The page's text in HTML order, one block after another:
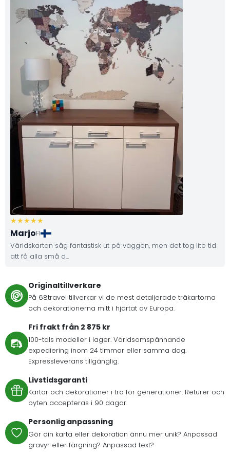
MarjoFI
Världskartan såg fantastisk ut på väggen, men det tog lite tid
att få alla små d...
Originaltillverkare
På 68travel tillverkar vi de mest detaljerade träkartorna
och dekorationerna mitt i hjärtat av Europa.
Fri frakt från 2 875 kr
100-tals modeller i lager. Världsomspännande
expediering inom 24 timmar eller samma dag.
Expressleverans tillgänglig.
Livstidsgaranti
Kartor och dekorationer i trä för generationer. Returer och
byten accepteras i 90 dagar.
Personlig anpassning
Gör din karta eller dekoration ännu mer unik? Anpassad
gravyr eller färgning? Anpassad text?